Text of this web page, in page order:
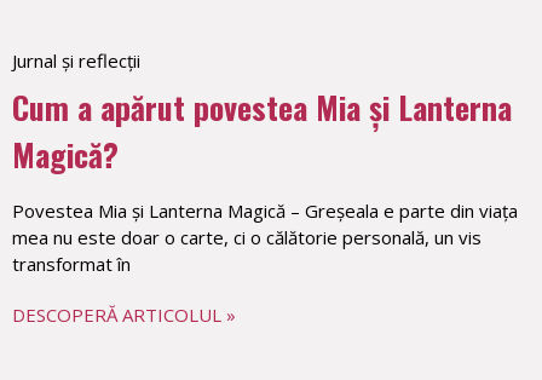
Jurnal și reflecții
Cum a apărut povestea Mia și Lanterna
Magică?
Povestea Mia și Lanterna Magică – Greșeala e parte din viața
mea nu este doar o carte, ci o călătorie personală, un vis
transformat în
DESCOPERĂ ARTICOLUL »